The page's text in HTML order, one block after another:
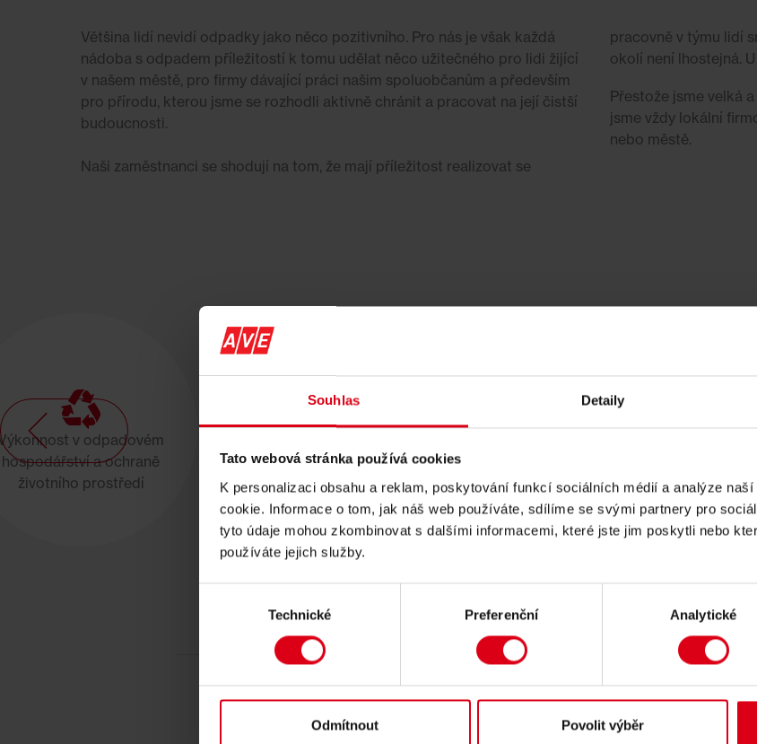
Souhlas Detaily
Tato webová stránka používá cookies
K personalizaci obsahu a reklam, poskytování funkcí sociálních médií a analýze
cookie. Informace o tom, jak náš web používáte, sdílíme se svými partnery pro
tyto údaje mohou zkombinovat s dalšími informacemi, které jste jim poskytli nebo
používáte jejich služby.
Technické Preferenční Analytické
Odmítnout Povolit výběr
Většina lidí nevidí odpadky jako něco pozitivního. Pro nás je však každá
nádoba s odpadem příležitostí k tomu udělat něco užitečného pro lidi žijící
v našem městě, pro firmy dávající práci našim spoluobčanům a především
pro přírodu, kterou jsme se rozhodli aktivně chránit a pracovat na její čistší
budoucnosti.
Naši zaměstnanci se shodují na tom, že mají příležitost realizovat se
pracovně v týmu lidí
okolí není lhostejná.
Přestože jsme velká
jsme vždy lokální
nebo městě.
Profesionalita v
prostředí
v odpadovém
hospodářství a ochraně
životního prostředí
hospodářství a ochraně
životního prostředí